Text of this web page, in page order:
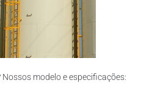
modelo e especificações: